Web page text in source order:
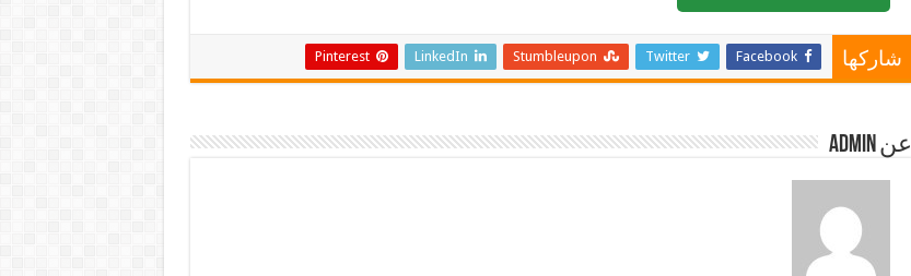
شاركها Facebook
Twitter
Stumbleupon
LinkedIn
Pinterest
عن admin